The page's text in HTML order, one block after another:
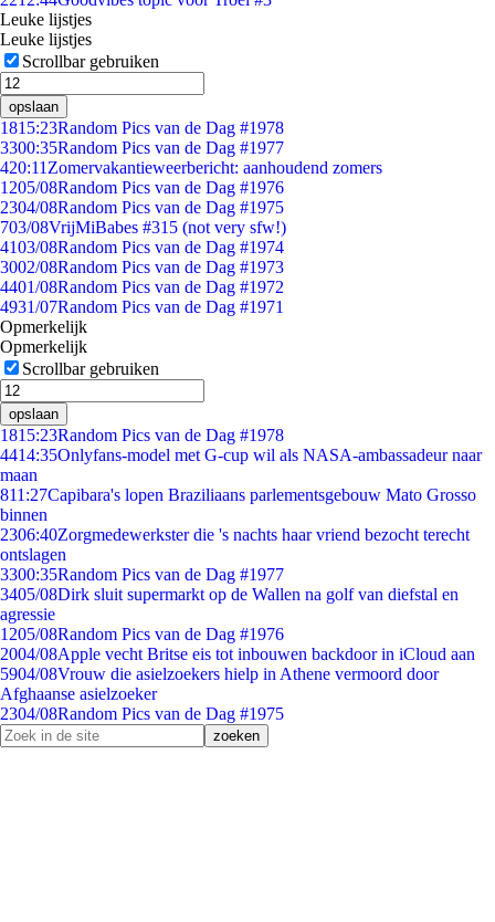
Leuke lijstjes
Leuke lijstjes
Scrollbar gebruiken
opslaan
1815:23Random Pics van de Dag #1978
3300:35Random Pics van de Dag #1977
420:11 Zomervakantieweerbericht: aanhoudend zomers
1205/08Random Pics van de Dag #1976
2304/08Random Pics van de Dag #1975
703/08VrijMiBabes #315 (not very sfw!)
4103/08Random Pics van de Dag #1974
3002/08Random Pics van de Dag #1973
4401/08Random Pics van de Dag #1972
4931/07Random Pics van de Dag #1971
Opmerkelijk
Opmerkelijk
Scrollbar gebruiken
opslaan
1815:23Random Pics van de Dag #1978
4414:35Onlyfans-model met G-cup wil als NASA-ambassadeur naar
maan
811:27Capibara's lopen Braziliaans parlementsgebouw Mato Grosso
binnen
2306:40Zorgmedewerkster die 's nachts haar vriend bezocht terecht
ontslagen
3300:35Random Pics van de Dag #1977
3405/08Dirk sluit supermarkt op de Wallen na golf van diefstal en
agressie
1205/08Random Pics van de Dag #1976
2004/08Apple vecht Britse eis tot inbouwen backdoor in iCloud aan
5904/08Vrouw die asielzoekers hielp in Athene vermoord door
Afghaanse asielzoeker
2304/08Random Pics van de Dag #1975